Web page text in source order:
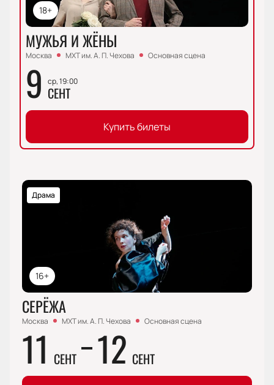
18+
МУЖЬЯ И ЖЁНЫ
Москва МХТ им. А. П. Чехова Основная сцена
9 ср, 19:00
СЕНТ
Купить билеты
16+
Драма
СЕРЁЖА
Москва МХТ им. А. П. Чехова Основная сцена
11 СЕНТ 12 СЕНТ